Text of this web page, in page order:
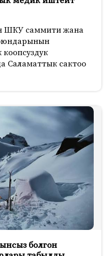
ШКУ саммити жана
Саламаттык сактоо
болгон